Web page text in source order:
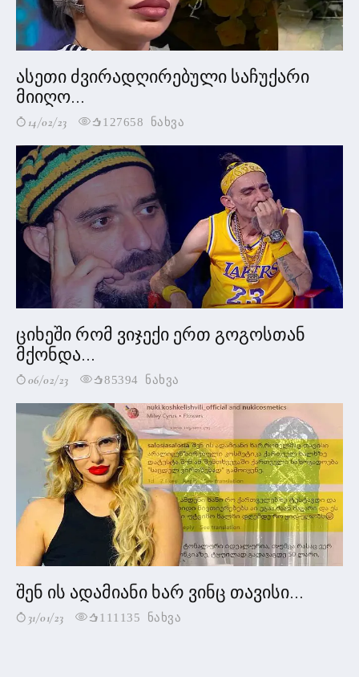
ასეთი ძვირადღირებული საჩუქარი
მიიღო...
14/02/23 127658 ნახვა
ციხეში რომ ვიჯექი ერთ გოგოსთან
მქონდა...
06/02/23 85394 ნახვა
შენ ის ადამიანი ხარ ვინც თავისი...
31/01/23 111135 ნახვა